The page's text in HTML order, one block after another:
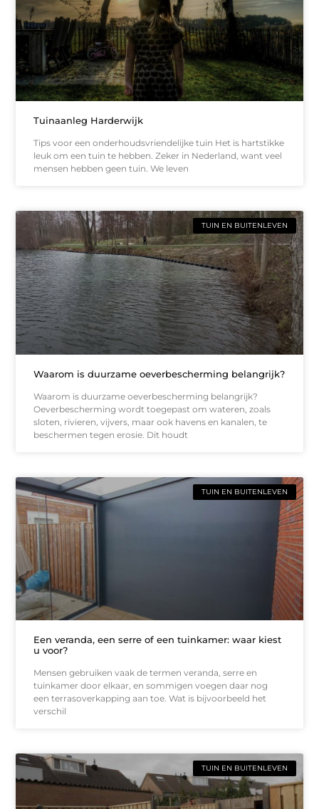
Tuinaanleg Harderwijk
Tips voor een onderhoudsvriendelijke tuin Het is hartstikke
leuk om een tuin te hebben. Zeker in Nederland, want veel
mensen hebben geen tuin. We leven
TUIN EN BUITENLEVEN
Waarom is duurzame oeverbescherming belangrijk?
Waarom is duurzame oeverbescherming belangrijk?
Oeverbescherming wordt toegepast om wateren, zoals
sloten, rivieren, vijvers, maar ook havens en kanalen, te
beschermen tegen erosie. Dit houdt
TUIN EN BUITENLEVEN
Een veranda, een serre of een tuinkamer: waar kiest
u voor?
Mensen gebruiken vaak de termen veranda, serre en
tuinkamer door elkaar, en sommigen voegen daar nog
een terrasoverkapping aan toe. Wat is bijvoorbeeld het
verschil
TUIN EN BUITENLEVEN